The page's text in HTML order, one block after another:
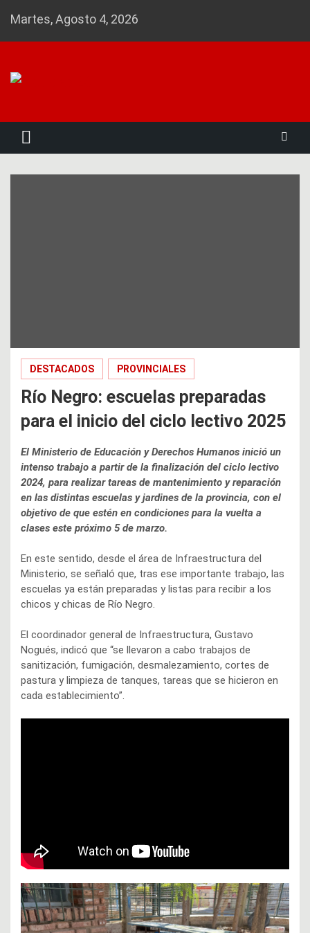
Martes, Agosto 4, 2026
DESTACADOS PROVINCIALES
Río Negro: escuelas preparadas
para el inicio del ciclo lectivo 2025
El Ministerio de Educación y Derechos Humanos inició un
intenso trabajo a partir de la finalización del ciclo lectivo
2024, para realizar tareas de mantenimiento y reparación
en las distintas escuelas y jardines de la provincia, con el
objetivo de que estén en condiciones para la vuelta a
clases este próximo 5 de marzo.
En este sentido, desde el área de Infraestructura del
Ministerio, se señaló que, tras ese importante trabajo, las
escuelas ya están preparadas y listas para recibir a los
chicos y chicas de Río Negro.
El coordinador general de Infraestructura, Gustavo
Nogués, indicó que “se llevaron a cabo trabajos de
sanitización, fumigación, desmalezamiento, cortes de
pastura y limpieza de tanques, tareas que se hicieron en
cada establecimiento”.